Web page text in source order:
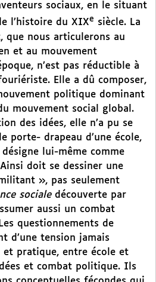
sociaux, en le situant
l’histoire du XIXe siècle. La
que nous articulerons au
et au mouvement
n’est pas réductible à
Elle a dû composer,
politique dominant
mouvement social global.
des idées, elle n’a pu se
porte- drapeau d’une école,
lui-même comme
doit se dessiner une
», pas seulement
socialedécouverte par
aussi un combat
questionnements de
d’une tension jamais
et pratique, entre école et
et combat politique. Ils